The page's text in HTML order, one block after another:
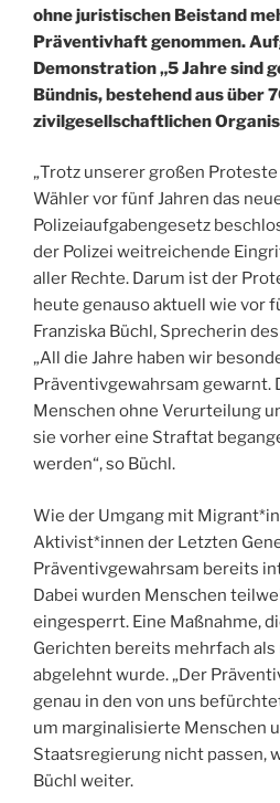
ohne juristischen Beistand
Präventivhaft genommen.
Demonstration „5 Jahre sind
Bündnis, bestehend aus über
zivilgesellschaftlichen
„Trotz unserer großen Proteste
Wähler vor fünf Jahren das
Polizeiaufgabengesetz
der Polizei weitreichende
aller Rechte. Darum ist der
heute genauso aktuell wie vor
Franziska Büchl, Sprecherin
„All die Jahre haben wir
Präventivgewahrsam gewarnt.
Menschen ohne Verurteilung
sie vorher eine Straftat
werden“, so Büchl.
Wie der Umgang mit
Aktivist*innen der Letzten
Präventivgewahrsam bereits
Dabei wurden Menschen
eingesperrt. Eine Maßnahme,
Gerichten bereits mehrfach
abgelehnt wurde. „Der
genau in den von uns
um marginalisierte Menschen
Staatsregierung nicht passen,
Büchl weiter.